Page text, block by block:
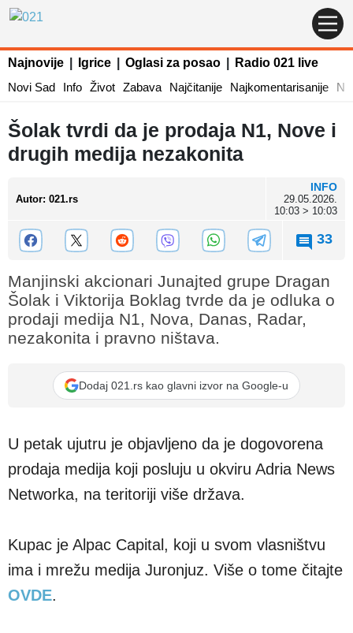
Najnovije Igrice Oglasi za posao
Radio 021 live
Novi Sad
Info Život Zabava Najčitanije Najkomentarisanije
Šolak tvrdi da je prodaja N1, Nove i
drugih medija nezakonita
Autor: 021.rs
INFO
29.05.2026.
10:03 > 10:03
33
Manjinski akcionari Junajted grupe Dragan
Šolak i Viktorija Boklag tvrde da je odluka o
prodaji medija N1, Nova, Danas, Radar,
nezakonita i pravno ništava.
Dodaj 021.rs kao glavni izvor na Google-u
U petak ujutru je objavljeno da je dogovorena
prodaja medija koji posluju u okviru Adria News
Networka, na teritoriji više država.
Kupac je Alpac Capital, koji u svom vlasništvu
ima i mrežu medija Juronjuz. Više o tome čitajte
OVDE.